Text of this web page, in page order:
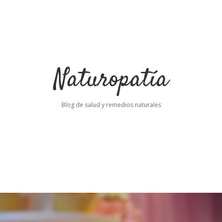
Naturopatía
Blog de salud y remedios naturales